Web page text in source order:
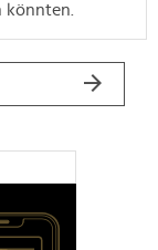
könnten.